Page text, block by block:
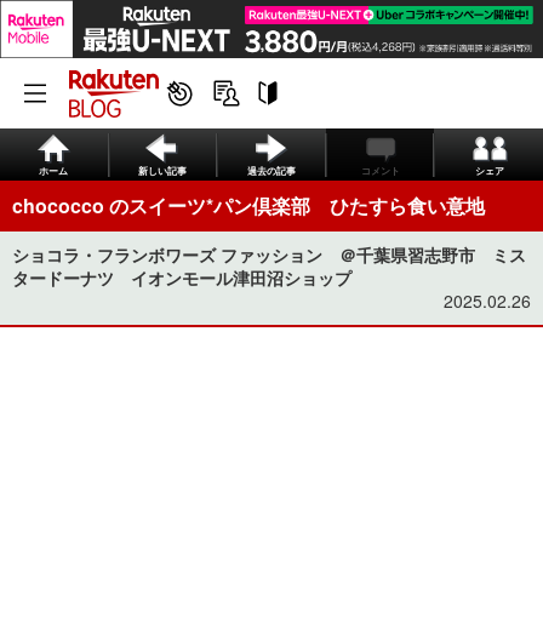
ホーム 新しい記事 過去の記事 コメント シェア
chococco のスイーツ*パン倶楽部 ひたすら食い意地
ショコラ・フランボワーズ ファッション ＠千葉県習志野市 ミス
タードーナツ イオンモール津田沼ショップ
2025.02.26